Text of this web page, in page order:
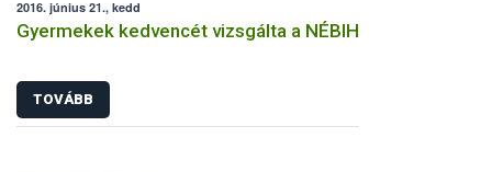
felmerülő problémák kezeléséről, a hatékony hibafeltárásról és
beavatkozásról, valamint megoldási lehetőségekről is
2016. június 21., kedd
Gyermekek kedvencét vizsgálta a NÉBIH
TOVÁBB